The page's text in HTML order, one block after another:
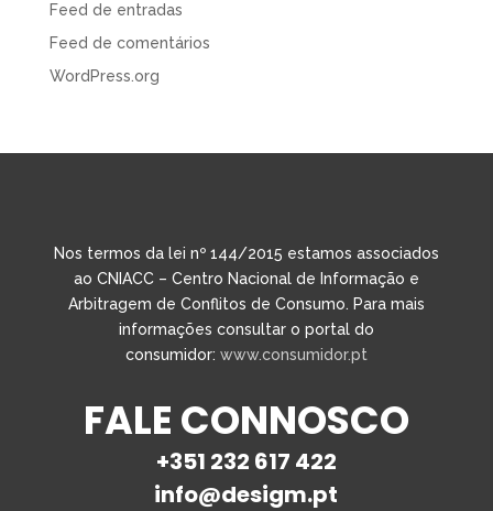
Feed de entradas
Feed de comentários
WordPress.org
Nos termos da lei nº 144/2015 estamos associados
ao CNIACC – Centro Nacional de Informação e
Arbitragem de Conflitos de Consumo. Para mais
informações consultar o portal do
consumidor: www.consumidor.pt
FALE CONNOSCO
+351 232 617 422
info@desigm.pt